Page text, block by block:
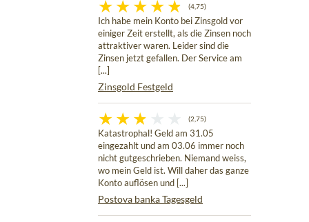
(4,75)
Ich habe mein Konto bei Zinsgold vor
einiger Zeit erstellt, als die Zinsen noch
attraktiver waren. Leider sind die
Zinsen jetzt gefallen. Der Service am
[...]
Zinsgold Festgeld
(2,75)
Katastrophal! Geld am 31.05
eingezahlt und am 03.06 immer noch
nicht gutgeschrieben. Niemand weiss,
wo mein Geld ist. Will daher das ganze
Konto auflösen und [...]
Postova banka Tagesgeld